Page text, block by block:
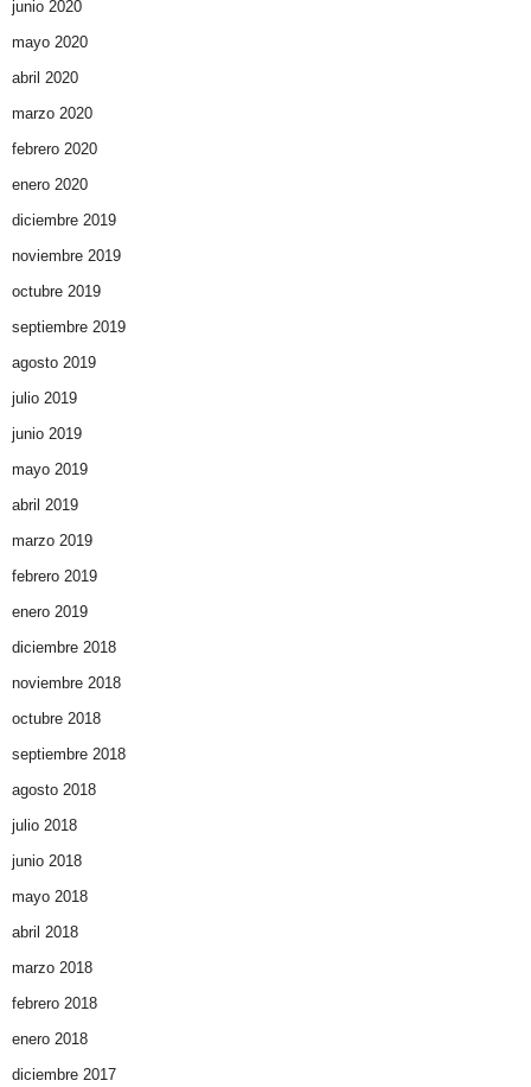
junio 2020
mayo 2020
abril 2020
marzo 2020
febrero 2020
enero 2020
diciembre 2019
noviembre 2019
octubre 2019
septiembre 2019
agosto 2019
julio 2019
junio 2019
mayo 2019
abril 2019
marzo 2019
febrero 2019
enero 2019
diciembre 2018
noviembre 2018
octubre 2018
septiembre 2018
agosto 2018
julio 2018
junio 2018
mayo 2018
abril 2018
marzo 2018
febrero 2018
enero 2018
diciembre 2017